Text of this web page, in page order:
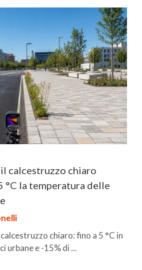
calcestruzzo chiaro
°C la temperatura delle
chiaro: fino a 5 °C in
urbane e -15% di ...